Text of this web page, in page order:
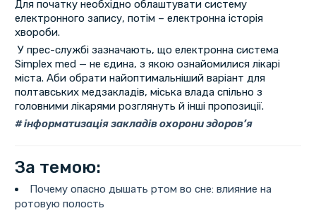
Для початку необхідно облаштувати систему
електронного запису, потім – електронна історія
хвороби.
У прес-службі зазначають, що електронна система
Simplex med — не єдина, з якою ознайомилися лікарі
міста. Аби обрати найоптимальніший варіант для
полтавських медзакладів, міська влада спільно з
головними лікарями розглянуть й інші пропозиції.
інформатизація закладів охорони здоров’я
За темою:
Почему опасно дышать ртом во сне: влияние на
ротовую полость